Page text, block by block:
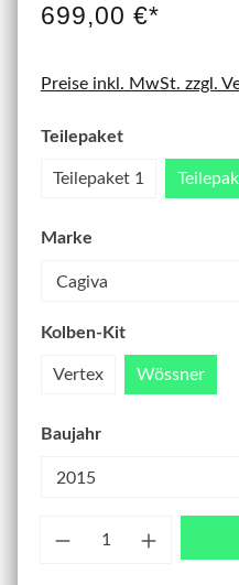
699,00 €*
Preise inkl. MwSt. zzgl.
Teilepaket
Teilepaket 1
Marke
Kolben-Kit
Vertex Wössner
Baujahr